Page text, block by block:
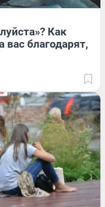
Как
вас благодарят,